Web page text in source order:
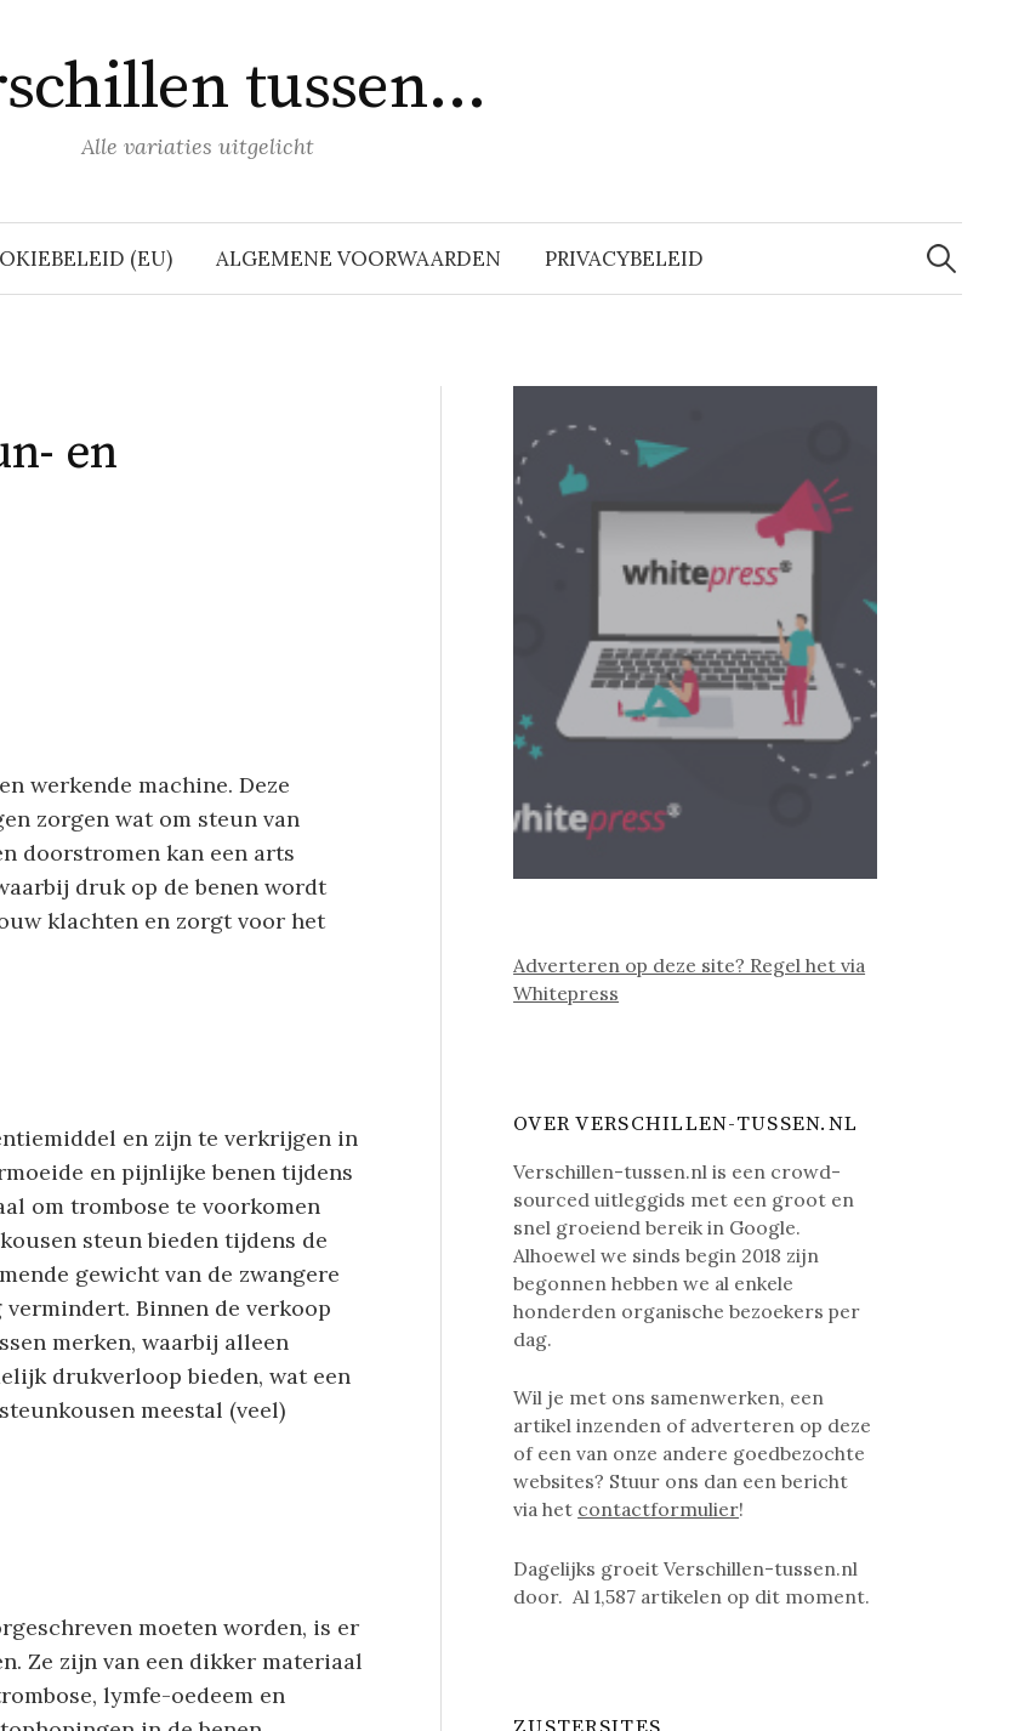
tussen…
Alle variaties uitgelicht
(EU) ALGEMENE VOORWAARDEN PRIVACYBELEID
Zoeken
naar:
en
werkende machine. Deze
zorgen wat om steun van
doorstromen kan een arts
druk op de benen wordt
klachten en zorgt voor het
en zijn te verkrijgen in
en pijnlijke benen tijdens
om trombose te voorkomen
steun bieden tijdens de
gewicht van de zwangere
Binnen de verkoop
merken, waarbij alleen
drukverloop bieden, wat een
meestal (veel)
moeten worden, is er
Ze zijn van een dikker materiaal
lymfe-oedeem en
Adverteren op deze site? Regel het via
Whitepress
OVER VERSCHILLEN-TUSSEN.NL
Verschillen-tussen.nl is een crowd-
sourced uitleggids met een groot en
snel groeiend bereik in Google.
Alhoewel we sinds begin 2018 zijn
begonnen hebben we al enkele
honderden organische bezoekers per
dag.
Wil je met ons samenwerken, een
artikel inzenden of adverteren op deze
of een van onze andere goedbezochte
websites? Stuur ons dan een bericht
via het contactformulier!
Dagelijks groeit Verschillen-tussen.nl
door. Al1,587 artikelen op dit moment.